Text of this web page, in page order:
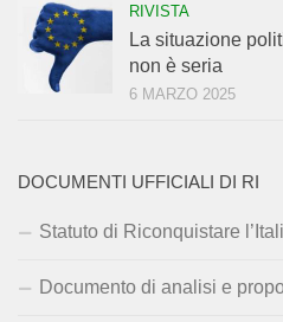
RIVISTA
La situazione
non è seria
6 MARZO 2025
DOCUMENTI UFFICIALI DI RI
Statuto di Riconquistare
Documento di analisi e